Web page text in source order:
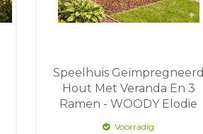
Speelhuis Geïmpregneerd
Hout Met Veranda En 3
Ramen - WOODY Elodie
Voorradig